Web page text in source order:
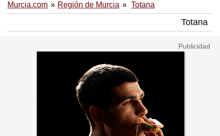
Murcia.com Región de Murcia Totana
Totana